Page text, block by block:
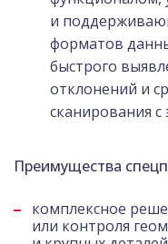
и
форматов
быстрого
отклонений и
сканирования
Преимущества
комплексное
или контроля